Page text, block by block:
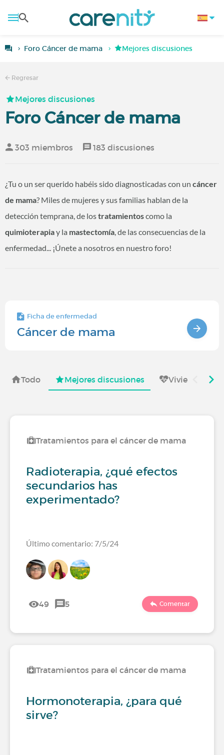
Foro Cáncer de mama Mejores discusiones
Regresar
Mejores discusiones
Foro Cáncer de mama
303 miembros 183 discusiones
¿Tu o un ser querido habéis sido diagnosticadas con un cáncer
de mama? Miles de mujeres y sus familias hablan de la
detección temprana, de lostratamientoscomo la
quimioterapiay la mastectomía, de las consecuencias de la
enfermedad... ¡Únete a nosotros en nuestro foro!
Ficha de enfermedad
Cáncer de mama
Todo Mejores discusiones Viviendo con
Tratamientos para el cáncer de mama
Radioterapia, ¿qué efectos
secundarios has
experimentado?
Último comentario: 7/5/24
49 5 Comentar
Tratamientos para el cáncer de mama
Hormonoterapia, ¿para qué
sirve?